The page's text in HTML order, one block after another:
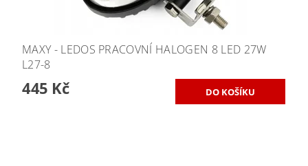
MAXY - LEDOS PRACOVNÍ HALOGEN 8 LED 27W
L27-8
445 Kč